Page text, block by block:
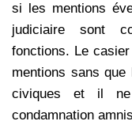
si les mentions
judiciaire sont
fonctions. Le
mentions sans
civiques et il ne
condamnation